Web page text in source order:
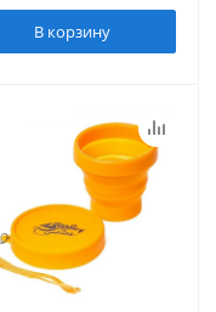
В корзину